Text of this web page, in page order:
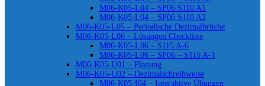
M06-K05-L04 – SP06 S110 A1
M06-K05-L04 – SP06 S110 A2
M06-K05-L05 – Periodische Dezimalbrüche
M06-K05-L06 – Lösungen Checkliste
M06-K05-L06 – S115 A-6
M06-K05-L06 – SP06 – S115 A-1
M06-K05-U01 – Planung
M06-K05-U02 – Dezimalschreibweise
M06-K05-I04 – Interaktive Übungen